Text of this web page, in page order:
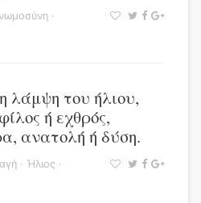
·
λάμψη του ήλιου,
ή εχθρός,
ανατολή ή δύση.
· Ήλιος ·